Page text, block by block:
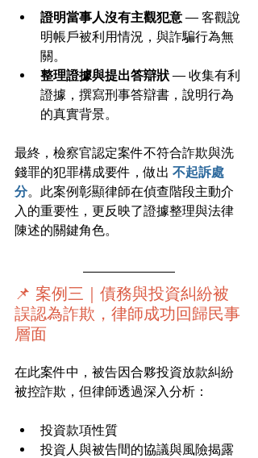
證明當事人沒有主觀犯意 — 客觀說
明帳戶被利用情況，與詐騙行為無
關。
整理證據與提出答辯狀 — 收集有利
證據，撰寫刑事答辯書，說明行為
的真實背景。
最終，檢察官認定案件不符合詐欺與洗
錢罪的犯罪構成要件，做出 不起訴處
分。此案例彰顯律師在偵查階段主動介
入的重要性，更反映了證據整理與法律
陳述的關鍵角色。
📌 案例三｜債務與投資糾紛被
誤認為詐欺，律師成功回歸民事
層面
在此案件中，被告因合夥投資放款糾紛
被控詐欺，但律師透過深入分析：
投資款項性質
投資人與被告間的協議與風險揭露